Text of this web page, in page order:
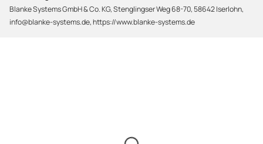
Blanke Systems GmbH & Co. KG, Stenglingser Weg 68-70, 58642 Iserlohn,
info@blanke-systems.de, https://www.blanke-systems.de